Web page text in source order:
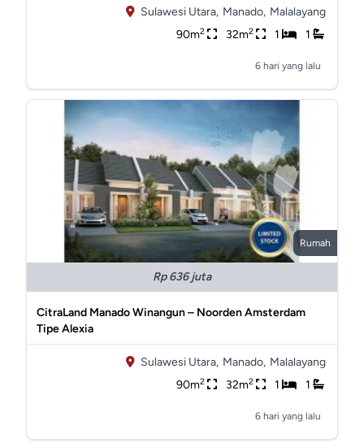
Sulawesi Utara, Manado, Malalayang
90m2 32m2 1 1
6 hari yang lalu
Rumah
Rp 636 juta
CitraLand Manado Winangun – Noorden Amsterdam
Tipe Alexia
Sulawesi Utara, Manado, Malalayang
90m2 32m2 1 1
6 hari yang lalu